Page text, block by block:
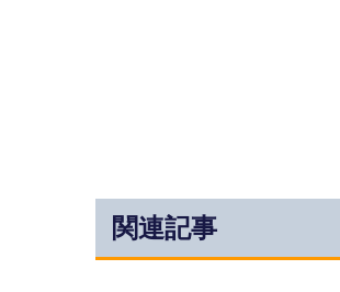
関連記事